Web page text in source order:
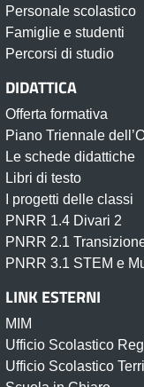
Personale scolastico
Famiglie e studenti
Percorsi di studio
DIDATTICA
Offerta formativa
Piano Triennale
Le schede didattiche
Libri di testo
I progetti delle classi
PNRR 1.4 Divari 2
PNRR 2.1
PNRR 3.1 STEM e
LINK ESTERNI
MIM
Ufficio Scolastico
Ufficio Scolastico